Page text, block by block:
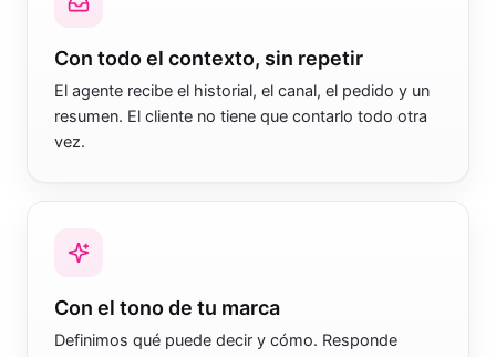
Con todo el contexto, sin repetir
El agente recibe el historial, el canal, el pedido y un
resumen. El cliente no tiene que contarlo todo otra
Con el tono de tu marca